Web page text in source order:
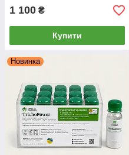
1 100 ₴
Купити
Новинка